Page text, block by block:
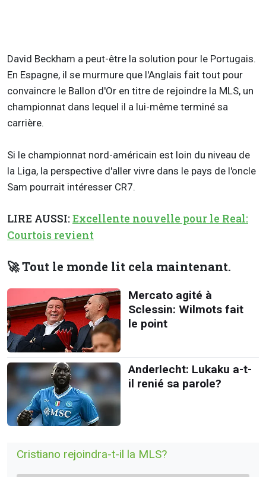
David Beckham a peut-être la solution pour le Portugais.
En Espagne, il se murmure que l'Anglais fait tout pour
convaincre le Ballon d'Or en titre de rejoindre la MLS, un
championnat dans lequel il a lui-même terminé sa
carrière.
Si le championnat nord-américain est loin du niveau de
la Liga, la perspective d'aller vivre dans le pays de l'oncle
Sam pourrait intéresser CR7.
LIRE AUSSI:Excellente nouvelle pour le Real:
Courtois revient
🚀 Tout le monde lit cela maintenant.
Mercato agité à
Sclessin: Wilmots fait
le point
Anderlecht: Lukaku a-t-
il renié sa parole?
Cristiano rejoindra-t-il la MLS?